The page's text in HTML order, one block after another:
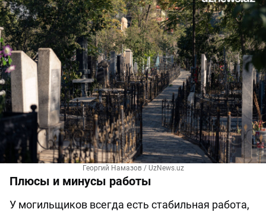
Георгий Намазов / UzNews.uz
Плюсы и минусы работы
У могильщиков всегда есть стабильная работа,